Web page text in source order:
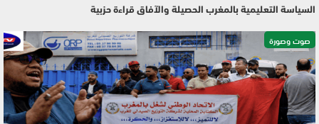
السياسة التعليمية بالمغرب الحصيلة والآفاق قراءة حزبية
صوت وصورة